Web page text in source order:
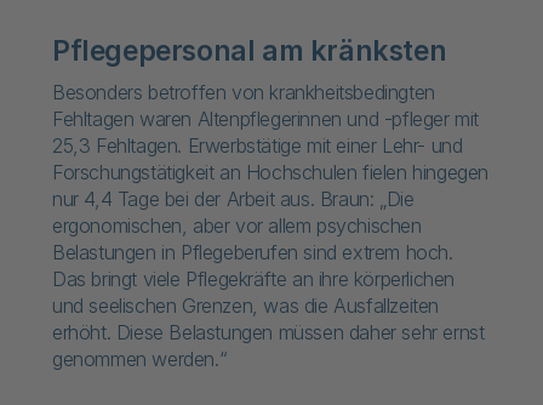
Pflegepersonal am kränksten
Besonders betroffen von krankheitsbedingten
Fehltagen waren Altenpflegerinnen und -pfleger mit
25,3 Fehltagen. Erwerbstätige mit einer Lehr- und
Forschungstätigkeit an Hochschulen fielen hingegen
nur 4,4 Tage bei der Arbeit aus. Braun: „Die
ergonomischen, aber vor allem psychischen
Belastungen in Pflegeberufen sind extrem hoch.
Das bringt viele Pflegekräfte an ihre körperlichen
und seelischen Grenzen, was die Ausfallzeiten
erhöht. Diese Belastungen müssen daher sehr ernst
genommen werden.“